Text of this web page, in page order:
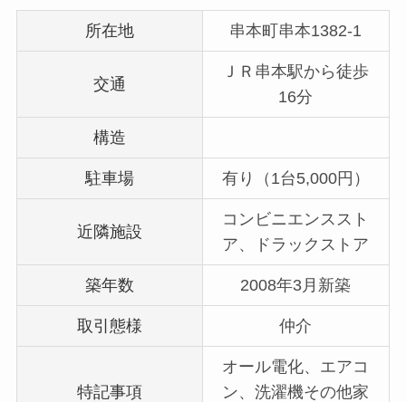
所在地 串本町串本1382-1
交通
ＪＲ串本駅から徒歩
16分
構造
駐車場 有り（1台5,000円）
近隣施設
コンビニエンススト
ア、ドラックストア
築年数 2008年3月新築
取引態様 仲介
特記事項
オール電化、エアコ
ン、洗濯機その他家